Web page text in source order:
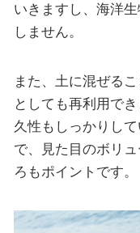
いきますし、海洋
しません。
また、土に混ぜる
としても再利用で
久性もしっかりし
で、見た目のボリ
ろもポイントです。